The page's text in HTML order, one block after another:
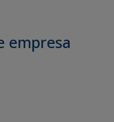
empresa